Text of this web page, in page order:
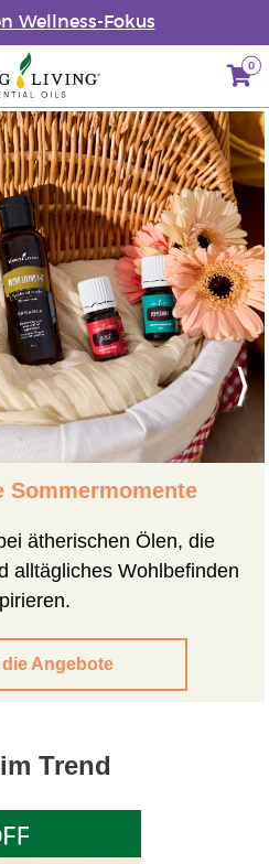
Wellness-Fokus
0
Sommermomente
ätherischen Ölen, die
alltägliches Wohlbefinden
die Angebote
Trend